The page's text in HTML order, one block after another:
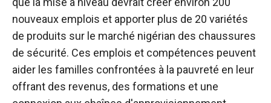
nouveaux emplois et apporter plus de 20 variétés
de produits sur le marché nigérian des chaussures
de sécurité. Ces emplois et compétences peuvent
aider les familles confrontées à la pauvreté en leur
offrant des revenus, des formations et une